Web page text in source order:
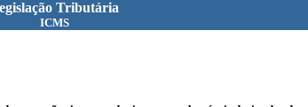
Tributária
ICMS